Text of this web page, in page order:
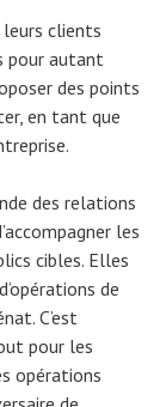
leurs clients
pour autant
des points
en tant que
des relations
les
cibles. Elles
de
C’est
pour les
opérations